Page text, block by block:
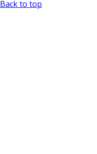
Back to top